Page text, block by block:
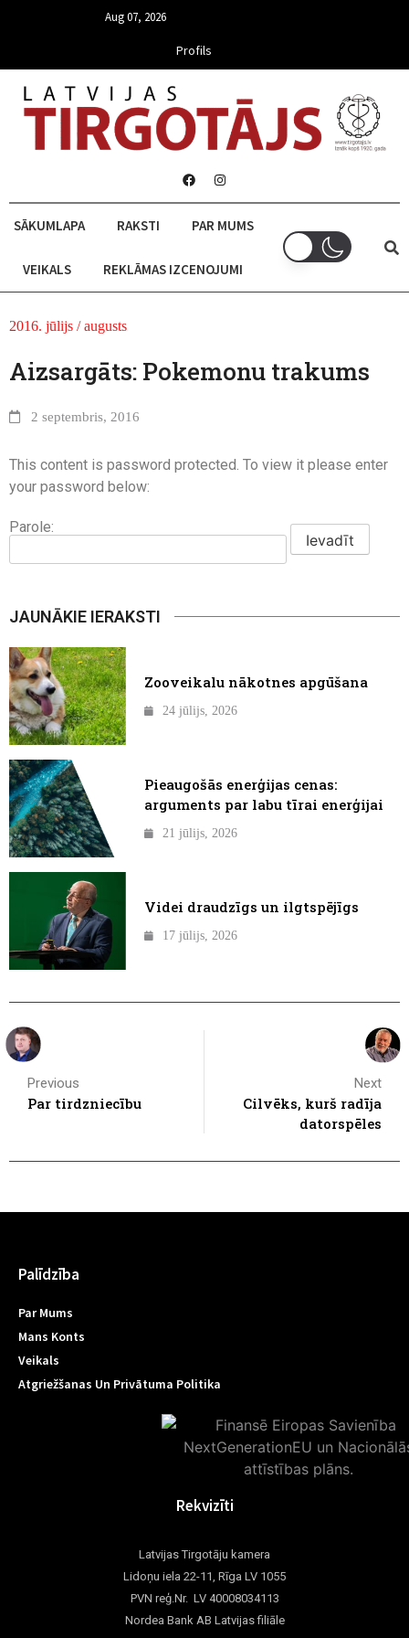
Aug 07, 2026
Profils
SĀKUMLAPA RAKSTI PAR MUMS
VEIKALS REKLĀMAS IZCENOJUMI
2016. jūlijs / augusts
Aizsargāts: Pokemonu trakums
2 septembris, 2016
This content is password protected. To view it please enter
your password below:
Parole:
JAUNĀKIE IERAKSTI
Zooveikalu nākotnes apgūšana
24 jūlijs, 2026
Pieaugošās enerģijas cenas:
arguments par labu tīrai enerģijai
21 jūlijs, 2026
Videi draudzīgs un ilgtspējīgs
17 jūlijs, 2026
Previous
Par tirdzniecību
Next
Cilvēks, kurš radīja
datorspēles
Palīdzība
Par Mums
Mans Konts
Veikals
Atgriežšanas Un Privātuma Politika
Rekvizīti
Latvijas Tirgotāju kamera
Lidoņu iela 22-11, Rīga LV 1055
PVN reģ.Nr. LV 40008034113
Nordea Bank AB Latvijas filiāle